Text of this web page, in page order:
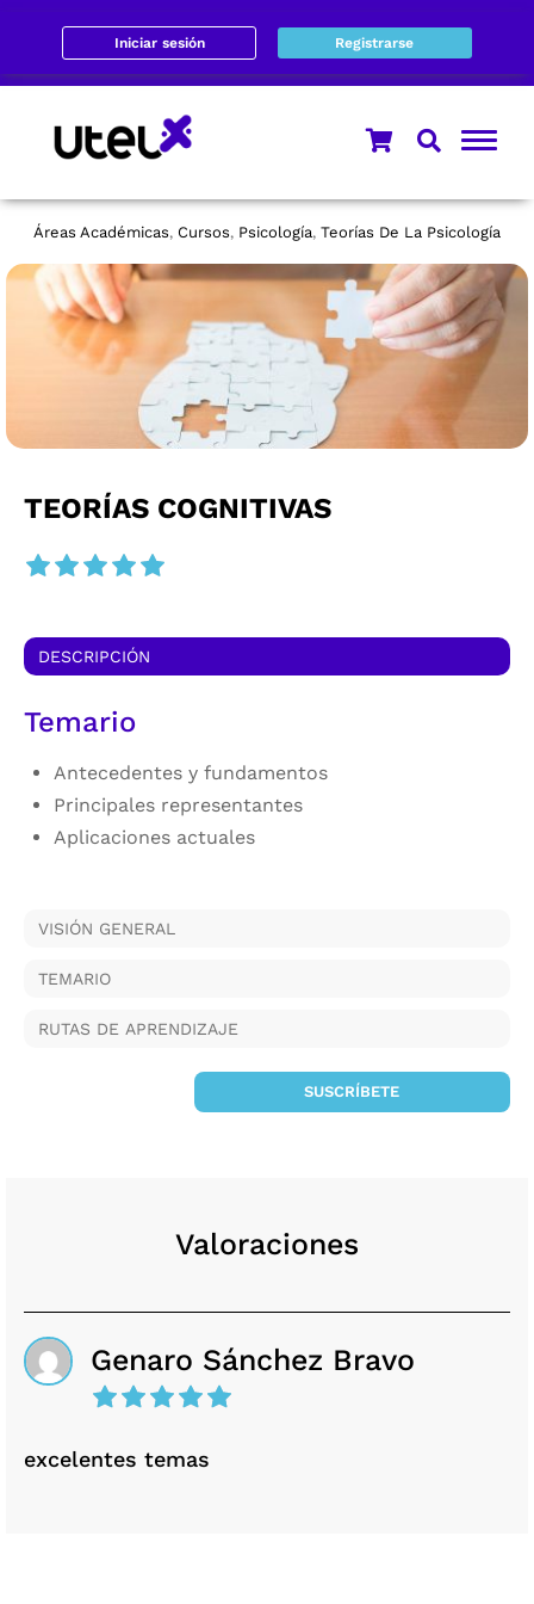
Iniciar sesión Registrarse
Áreas Académicas, Cursos, Psicología, Teorías De La Psicología
TEORÍAS COGNITIVAS
DESCRIPCIÓN
Temario
Antecedentes y fundamentos
Principales representantes
Aplicaciones actuales
VISIÓN GENERAL
TEMARIO
RUTAS DE APRENDIZAJE
SUSCRÍBETE
Valoraciones
Genaro Sánchez Bravo
excelentes temas